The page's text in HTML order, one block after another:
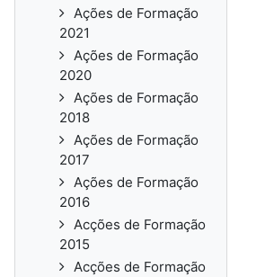
Ações de Formação
2021
Ações de Formação
2020
Ações de Formação
2018
Ações de Formação
2017
Ações de Formação
2016
Acções de Formação
2015
Acções de Formação